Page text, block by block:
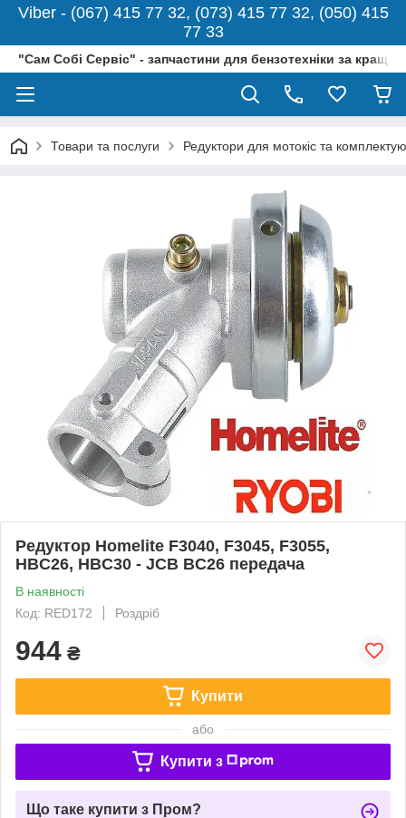
Viber - (067) 415 77 32, (073) 415 77 32, (050) 415
77 33
"Сам Собі Сервіс" - запчастини для бензотехніки за
Товари та послуги Редуктори для мотокіс та
Редуктор Homelite F3040, F3045, F3055,
HBC26, HBC30 - JCB BC26 передача
В наявності
Код: RED172
Роздріб
944 ₴
Купити
або
Купити з
Що таке купити з Пром?